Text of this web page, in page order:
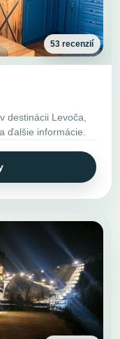
53 recenzií
destinácii Levoča,
ďalšie informácie.